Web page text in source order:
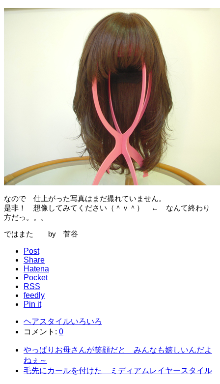
なので 仕上がった写真はまだ撮れていません。
是非！ 想像してみてください（＾ｖ＾） ← なんて終わり
方だっ。。。
ではまた by 菅谷
Post
Share
Hatena
Pocket
RSS
feedly
Pin it
ヘアスタイルいろいろ
コメント: 0
やっぱりお母さんが笑顔だと みんなも嬉しいんだよ
ねぇ～
毛先にカールを付けた ミディアムレイヤースタイル